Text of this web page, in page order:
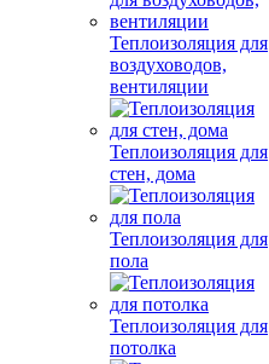
Теплоизоляция для
воздуховодов,
вентиляции
Теплоизоляция для
стен, дома
Теплоизоляция для
пола
Теплоизоляция для
потолка